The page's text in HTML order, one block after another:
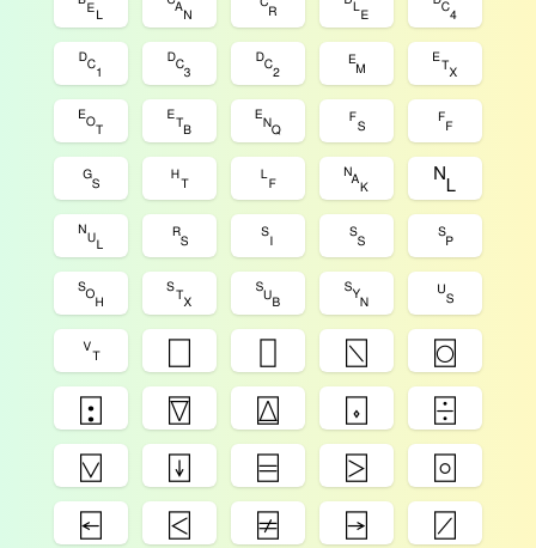
␑
␓ ␒ ␙
␃
␄
␗ ␅ ␜
␌
␝
␉ ␊ ␕
␤
␀
␞ ␏ ␎
␠
␁
␂ ␚ ␖
␟
␋
⎕ ⌷ ⍂
⌼
⍠
⍔ ⍍ ⌺
⌹
⍌
⍗ ⌸ ⍄
⌻
⍇
⍃ ⍯ ⍈
⍁